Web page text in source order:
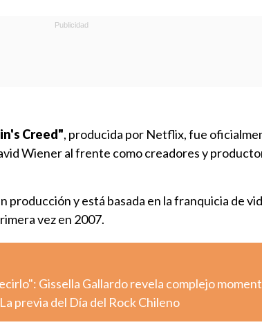
Creed", producida por Netflix, fue
Wiener al frente como creadores y
producción y está basada en la franquicia de
vez en 2007.
Gissella Gallardo revela complejo
previa del Día del Rock Chileno